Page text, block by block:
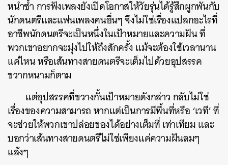
หนำซ้ำ การฟังเพลงยังเปิดโอกาสให้วัยรุ่นได้รู้สึกผูกพันกับ
นักดนตรีและแฟนเพลงคนอื่นๆ จึงไม่ใช่เรื่องแปลกอะไรที่
อาชีพนักดนตรีจะเป็นหนึ่งในเป้าหมายและความฝัน ที่
พวกเขาอยากจะมุ่งไปให้ถึงสักครั้ง แม้จะต้องใช้เวลานาน
แค่ไหน หรือเส้นทางสายดนตรีจะเต็มไปด้วยอุปสรรค
ขวากหนามก็ตาม
แต่อุปสรรคที่ขวางกั้นเป้าหมายดังกล่าว กลับไม่ใช่
เรื่องของความสามารถ หากแต่เป็นการมีพื้นที่หรือ ‘เวที’ ที่
จะช่วยให้พวกเขาปล่อยของได้อย่างเต็มที่ เท่าเทียม และ
บอกว่าเส้นทางสายดนตรีไม่ใช่เพียงแค่ความฝันลมๆ
แล้งๆ